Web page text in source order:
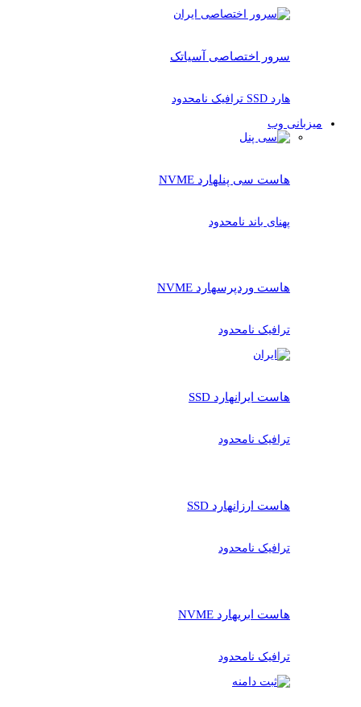
سرور اختصاصی آسیاتک
هارد SSD ترافیک نامحدود
میزبانی وب
هاست سی پنلهارد NVME
پهنای باند نامحدود
هاست وردپرسهارد NVME
ترافیک نامحدود
هاست ایرانهارد SSD
ترافیک نامحدود
هاست ارزانهارد SSD
ترافیک نامحدود
هاست ابریهارد NVME
ترافیک نامحدود